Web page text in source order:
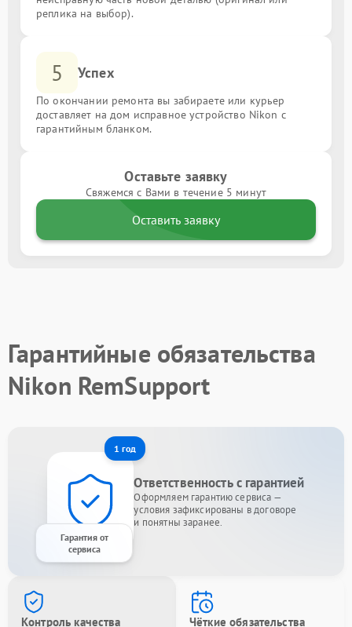
реплика на выбор).
5 Успех
По окончании ремонта вы забираете или курьер
доставляет на дом исправное устройство Nikon с
гарантийным бланком.
Оставьте заявку
Свяжемся с Вами в течение 5 минут
Оставить заявку
Гарантийные обязательства
Nikon RemSupport
1 год
Гарантия от
сервиса
Ответственность с гарантией
Оформляем гарантию сервиса —
условия зафиксированы в договоре
и понятны заранее.
Контроль качества Чёткие обязательства